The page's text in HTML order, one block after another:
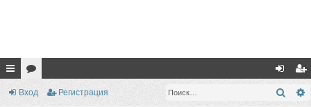
с ор хо ег
Вход Регистрация